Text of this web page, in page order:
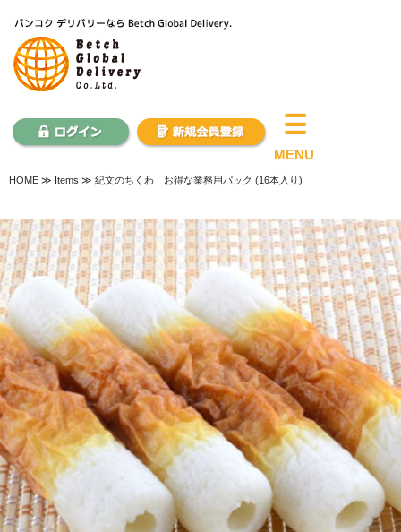
☰
MENU
HOME ≫ Items ≫ 紀文のちくわ お得な業務用パック (16本入り)